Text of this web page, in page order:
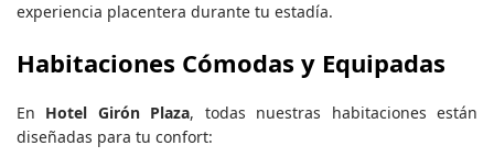
experiencia placentera durante tu estadía.
Habitaciones Cómodas y Equipadas
En Hotel Girón Plaza, todas nuestras habitaciones están
diseñadas para tu confort: